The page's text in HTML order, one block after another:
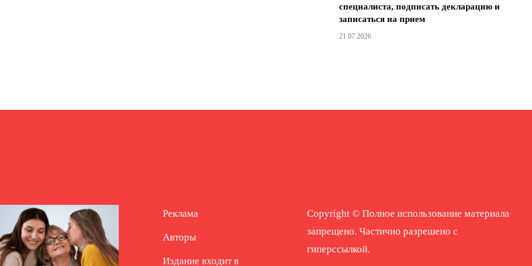
специалиста, подписать декларацию и
записаться на прием
21.07.2026
Реклама
Авторы
Издание входит в
Copyright © Полное использование материала
запрещено. Частично разрешено с
гиперссылкой.